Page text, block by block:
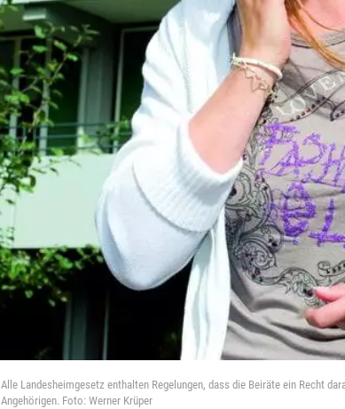
Alle Landesheimgesetz enthalten Regelungen, dass die Beiräte ein Recht
Angehörigen. Foto: Werner Krüper